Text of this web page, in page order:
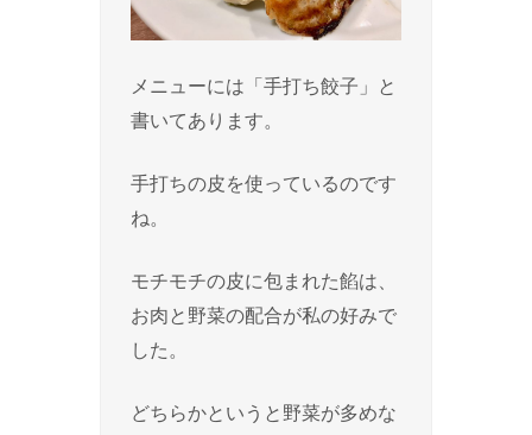
メニューには「手打ち餃子」と
書いてあります。
手打ちの皮を使っているのです
ね。
モチモチの皮に包まれた餡は、
お肉と野菜の配合が私の好みで
した。
どちらかというと野菜が多めな